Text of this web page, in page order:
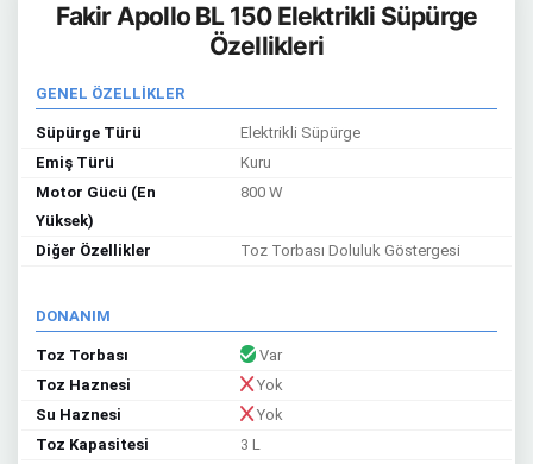
Fakir Apollo BL 150 Elektrikli Süpürge
Özellikleri
GENEL ÖZELLİKLER
Süpürge Türü
Elektrikli Süpürge
Emiş Türü
Kuru
Motor Gücü (En
Yüksek)
800 W
Diğer Özellikler Toz Torbası Doluluk Göstergesi
DONANIM
Toz Torbası
Var
Toz Haznesi
Yok
Su Haznesi
Yok
Toz Kapasitesi
3 L